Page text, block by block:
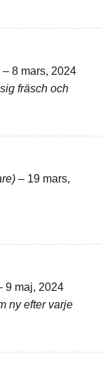
– 8 mars, 2024
fräsch och
– 19 mars,
9 maj, 2024
ny efter varje